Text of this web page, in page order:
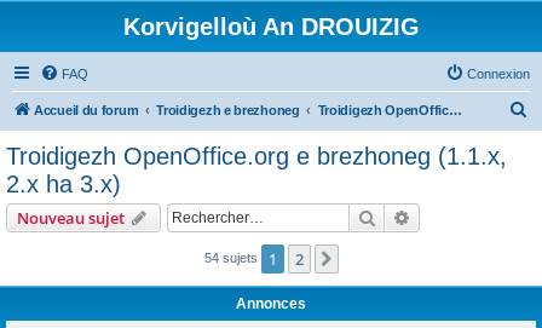
Korvigelloù An DROUIZIG
FAQ Connexion
Accueil du forum Troidigezh e brezhoneg Troidigezh OpenOffice.org e brezhoneg (1.1.x, 2.x ha 3.x)
c
Troidigezh OpenOffice.org e brezhoneg (1.1.x,
2.x ha 3.x)
Nouveau sujet Rechercher
54 sujets 1 2
Annonces